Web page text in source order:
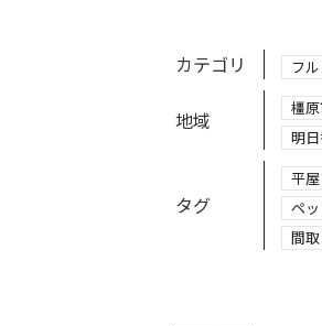
カテゴリ フ
地域 橿
明
タグ
平屋
ペッ
間